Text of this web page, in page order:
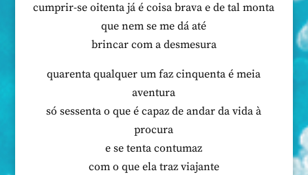
cumprir-se oitenta já é coisa brava e de tal monta
que nem se me dá até
brincar com a desmesura
quarenta qualquer um faz cinquenta é meia
aventura
só sessenta o que é capaz de andar da vida à
procura
e se tenta contumaz
com o que ela traz viajante